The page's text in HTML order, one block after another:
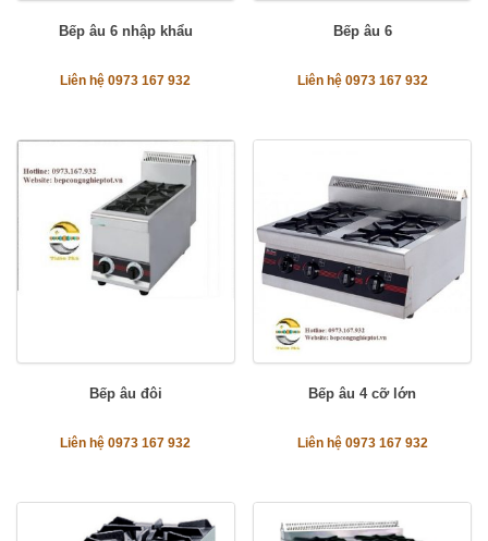
Bếp âu 6 nhập khẩu
Liên hệ 0973 167 932
Bếp âu 6
Liên hệ 0973 167 932
Bếp âu đôi
Liên hệ 0973 167 932
Bếp âu 4 cỡ lớn
Liên hệ 0973 167 932